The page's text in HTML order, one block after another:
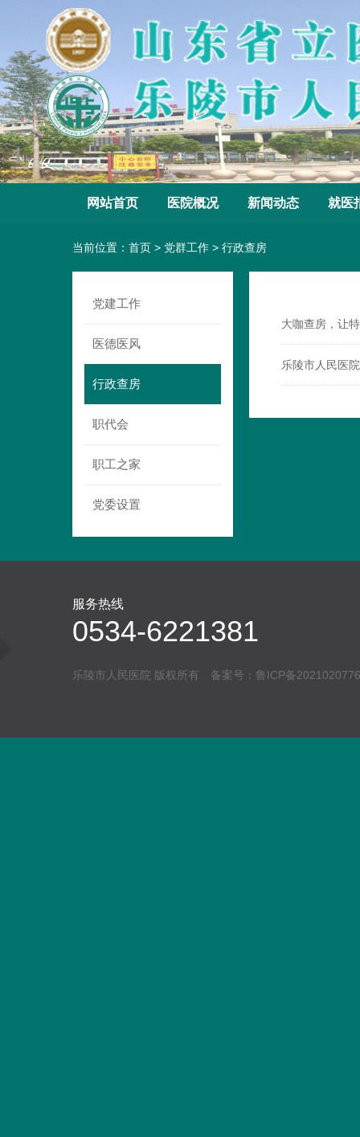
网站首页 医院概况 新闻动态 就医
当前位置： 首页 > 党群工作 > 行政查房
党建工作
医德医风
行政查房
职代会
职工之家
党委设置
大咖查房，让
乐陵市人民医
服务热线
0534-6221381
乐陵市人民医院 版权所有 备案号： 鲁ICP备